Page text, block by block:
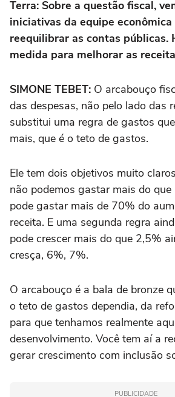
Terra: Sobre a questão fiscal,
iniciativas da equipe
reequilibrar as contas públicas.
medida para melhorar as
SIMONE TEBET: O arcabouço
das despesas, não pelo lado das
substitui uma regra de gastos
mais, que é o teto de gastos.
Ele tem dois objetivos muito
não podemos gastar mais do
pode gastar mais de 70% do
receita. E uma segunda regra
pode crescer mais do que 2,5%
cresça, 6%, 7%.
O arcabouço é a bala de bronze
o teto de gastos dependia, da
para que tenhamos realmente
desenvolvimento. Você tem aí a
gerar crescimento com inclusão
PUBLICIDADE